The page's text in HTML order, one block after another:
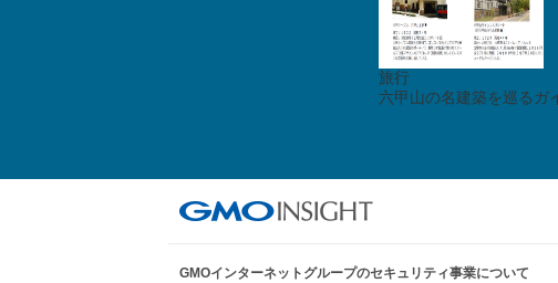
旅行
六甲山の名建築を巡るガ
GMOインターネットグループのセキュリティ事業について